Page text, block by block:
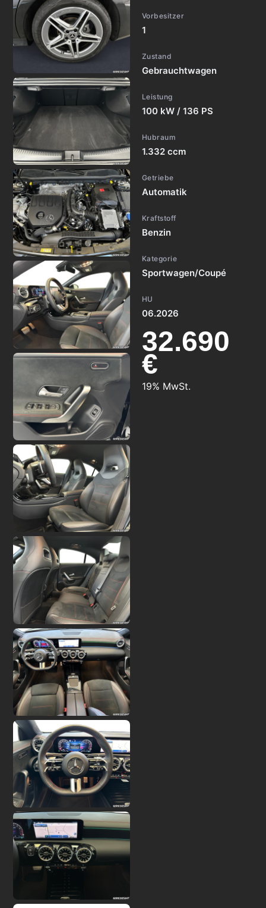
Vorbesitzer
1
Zustand
Gebrauchtwagen
Leistung
100 kW / 136 PS
Hubraum
1.332 ccm
Getriebe
Automatik
Kraftstoff
Benzin
Kategorie
Sportwagen/Coupé
HU
06.2026
32.690
€
19% MwSt.